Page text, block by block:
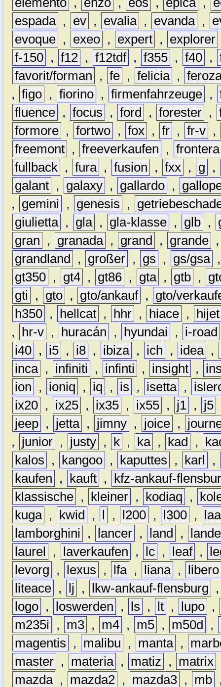
espada , ev , evalia , evanda ,
evoque , exeo , expert , explorer
f-150 , f12 , f12tdf , f355 , f40 ,
favorit/forman
, fe , felicia ,
, figo , fiorino , firmenfahrzeuge ,
fluence , focus , ford , forester ,
formore , fortwo , fox , fr , fr-v ,
freemont , freeverkaufen , frontera
fullback , fura , fusion , fxx , g
,
galant , galaxy , gallardo ,
,
gemini , genesis ,
giulietta , gla , gla-klasse , glb ,
gran
, granada , grand , grande
grandland
, großer , gs , gs/gsa
gt350 , gt4 , gt86 , gta , gtb ,
gti
, gto , gto/ankauf ,
gto/
h350 , hellcat , hhr , hiace ,
hijet
,
hr-v , huracán , hyundai ,
i-road
i40 , i5 , i8 , ibiza , ich , idea ,
inca , infiniti , infinti , insight ,
ion
, ioniq , iq , is , isetta ,
ix20 , ix25 , ix35 , ix55 , j1 , j5
jeep , jetta , jimny , joice ,
,
junior , justy , k , ka , kad ,
kalos
, kangoo , kaputtes , karl
,
kaufen
, kauft ,
kfz-ankauf-
klassische , kleiner , kodiaq ,
kuga , kwid , l , l200 , l300 ,
lamborghini
, lancer , land ,
laurel
, laverkaufen , lc , leaf ,
levorg
, lexus , lfa , liana ,
libero
liteace , lj , lkw-ankauf-flensburg
logo , loswerden , ls , lt , lupo ,
m235i
, m3 , m4 , m5 , m50d ,
magentis
, malibu , manta ,
master , materia , matiz , matrix
mazda , mazda2 , mazda3 , mb